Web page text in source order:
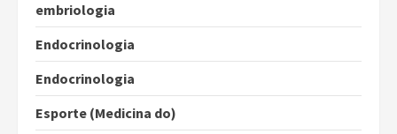
embriologia
Endocrinologia
Endocrinologia
Esporte (Medicina do)